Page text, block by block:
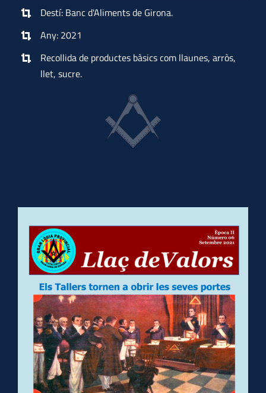
Destí: Banc d'Aliments de Girona.
Any: 2021
Recollida de productes bàsics com llaunes, arròs,
llet, sucre.